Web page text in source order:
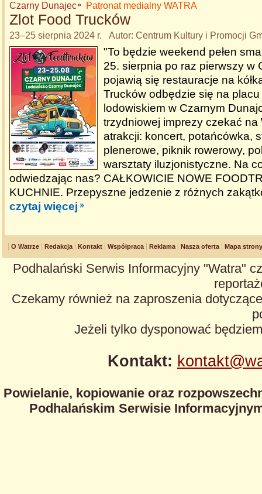
Czarny Dunajec Patronat medialny WATRA
Zlot Food Trucków
23–25 sierpnia 2024 r. Autor: Centrum Kultury i Promocji
"To będzie weekend pełen
25. sierpnia po raz pierwszy w
pojawią się restauracje na
Trucków odbędzie się na
lodowiskiem w Czarnym
trzydniowej imprezy czekać na
atrakcji: koncert, potańcówka,
plenerowe, piknik rowerowy,
warsztaty iluzjonistyczne. Na
odwiedzając nas? CAŁKOWICIE NOWE
KUCHNIE. Przepyszne jedzenie z różnych
czytaj więcej
O Watrze Redakcja Kontakt Współpraca Reklama Nasza oferta Mapa strony
Podhalański Serwis Informacyjny "Watra"
Czekamy również na zaproszenia
Jeżeli tylko dysponować
Kontakt:
Powielanie, kopiowanie oraz
Podhalańskim Serwisie